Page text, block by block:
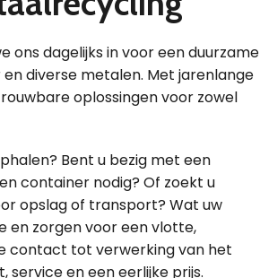
ons dagelijks in voor een duurzame
diverse metalen. Met jarenlange
oplossingen voor zowel
Bent u bezig met een
container nodig? Of zoekt u
opslag of transport? Wat uw
en zorgen voor een vlotte,
contact tot verwerking van het
service en een eerlijke prijs.